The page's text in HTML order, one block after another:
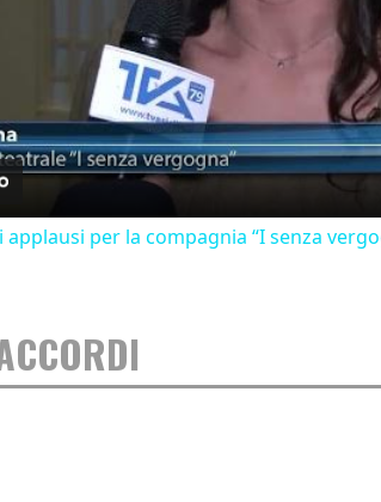
Video
per la compagnia “I senza